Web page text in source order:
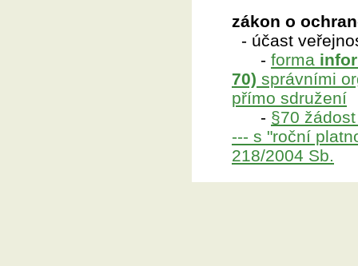
zákon o
- účast
- forma
70) správními
přímo sdružení
- §70
--- s "roční
218/2004 Sb.